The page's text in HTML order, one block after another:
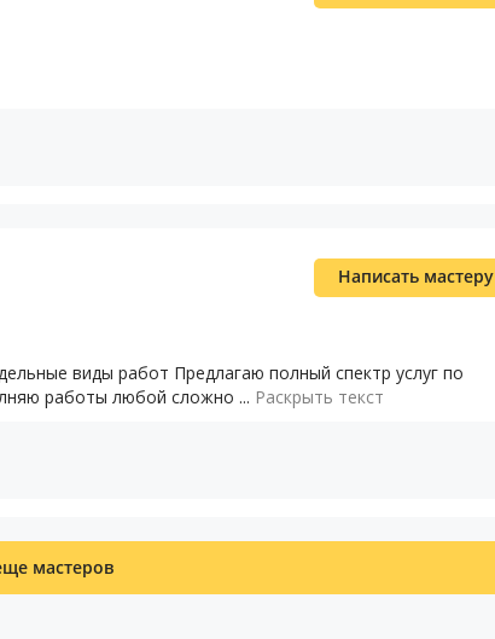
Написать мастеру
виды работ Предлагаю полный спектр услуг по
работы любой сложно ... Раскрыть текст
мастеров